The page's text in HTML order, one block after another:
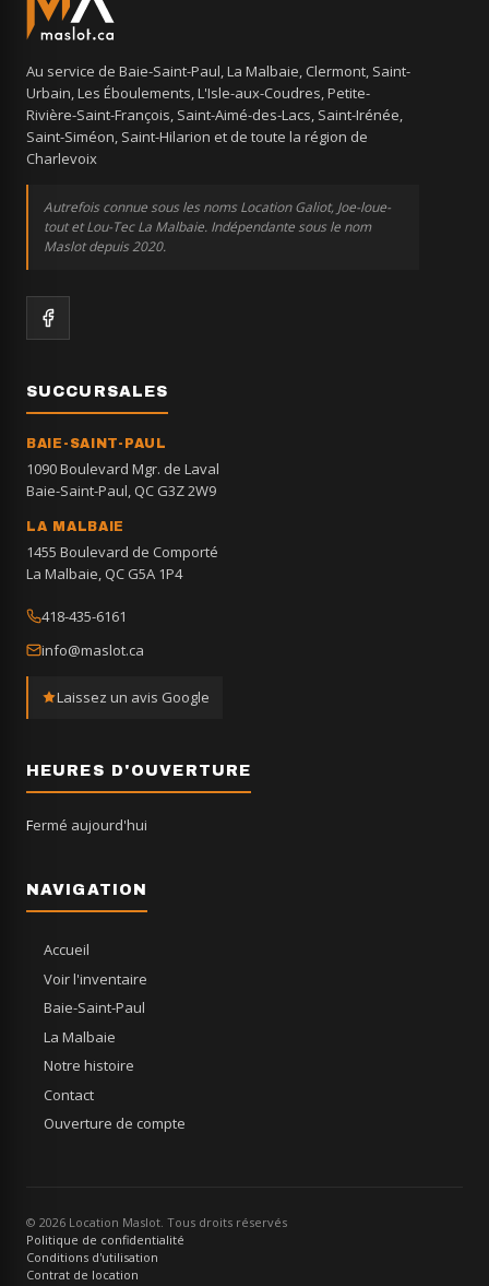
Au service de Baie-Saint-Paul, La Malbaie, Clermont, Saint-
Urbain, Les Éboulements, L'Isle-aux-Coudres, Petite-
Rivière-Saint-François, Saint-Aimé-des-Lacs, Saint-Irénée,
Saint-Siméon, Saint-Hilarion et de toute la région de
Charlevoix
Autrefois connue sous les noms Location Galiot, Joe-loue-
tout et Lou-Tec La Malbaie. Indépendante sous le nom
Maslot depuis 2020.
SUCCURSALES
BAIE-SAINT-PAUL
1090 Boulevard Mgr. de Laval
Baie-Saint-Paul, QC G3Z 2W9
LA MALBAIE
1455 Boulevard de Comporté
La Malbaie, QC G5A 1P4
418-435-6161
info@maslot.ca
Laissez un avis Google
HEURES D'OUVERTURE
Fermé aujourd'hui
NAVIGATION
Accueil
Voir l'inventaire
Baie-Saint-Paul
La Malbaie
Notre histoire
Contact
Ouverture de compte
© 2026 Location Maslot. Tous droits réservés
Politique de confidentialité
Conditions d'utilisation
Contrat de location